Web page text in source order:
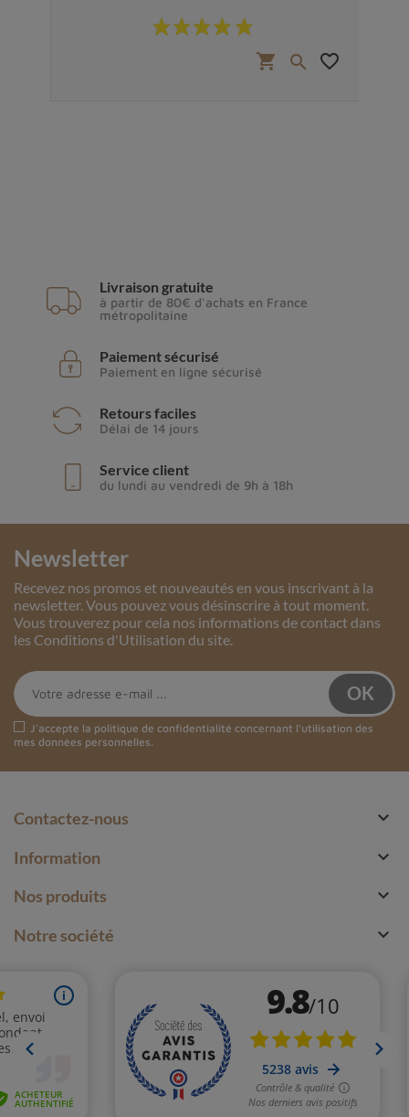
Prix
shopping_cart  favorite_border
Livraison gratuite
à partir de 80€ d'achats en France
métropolitaine
Paiement sécurisé
Paiement en ligne sécurisé
Retours faciles
Délai de 14 jours
Service client
du lundi au vendredi de 9h à 18h
Newsletter
Recevez nos promos et nouveautés en vous inscrivant à la
newsletter. Vous pouvez vous désinscrire à tout moment.
Vous trouverez pour cela nos informations de contact dans
les Conditions d'Utilisation du site.
J'accepte la politique de confidentialité concernant l'utilisation des
mes données personnelles.
Contactez-nous 
Information 
Nos produits 
Notre société 